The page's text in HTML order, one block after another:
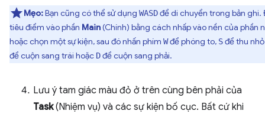
Mẹo:Bạn cũng có thể sử dụng WASDđể di chuyển trong bản ghi.
tiêu điểm vào phần Main(Chính) bằng cách nhấp vào nền của phần
hoặc chọn một sự kiện, sau đó nhấn phím Wđể phóng to, Sđể thu
để cuộn sang trái hoặc Dđể cuộn sang phải.
Lưu ý tam giác màu đỏ ở trên cùng bên phải của
Task(Nhiệm vụ) và các sự kiện bố cục. Bất cứ khi